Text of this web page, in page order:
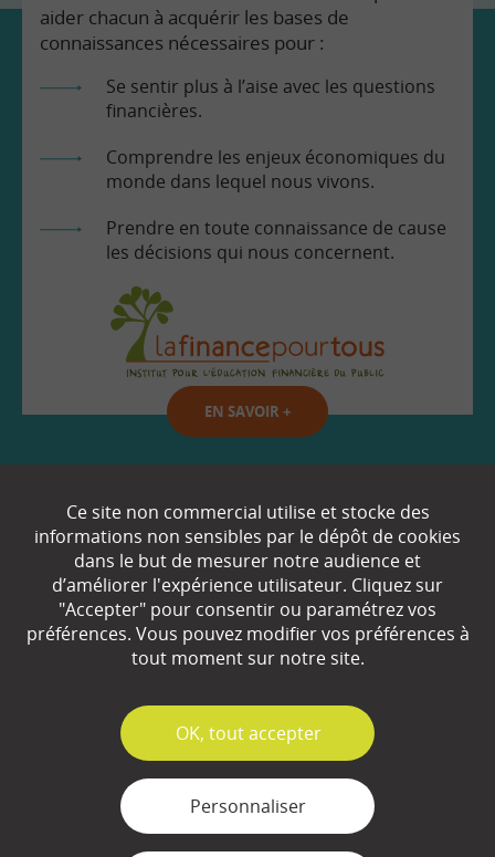
aider chacun à acquérir les bases de
connaissances nécessaires pour :
Se sentir plus à l’aise avec les questions
financières.
Comprendre les enjeux économiques du
monde dans lequel nous vivons.
Prendre en toute connaissance de cause
les décisions qui nous concernent.
EN SAVOIR +
Partenaires
Espace Presse
Plan du site
Mentions légales
Ce site non commercial utilise et stocke des
informations non sensibles par le dépôt de cookies
dans le but de mesurer notre audience et
d’améliorer l'expérience utilisateur. Cliquez sur
"Accepter" pour consentir ou paramétrez vos
préférences. Vous pouvez modifier vos préférences à
tout moment sur notre site.
✓
OK, tout accepter
Personnaliser